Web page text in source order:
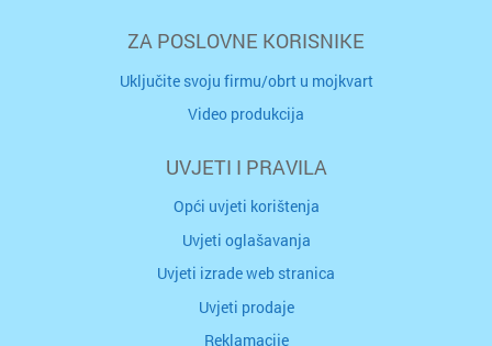
ZA POSLOVNE KORISNIKE
Uključite svoju firmu/obrt u mojkvart
Video produkcija
UVJETI I PRAVILA
Opći uvjeti korištenja
Uvjeti oglašavanja
Uvjeti izrade web stranica
Uvjeti prodaje
Reklamacije